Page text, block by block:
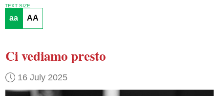
TEXT SIZE
aa AA
Ci vediamo presto
16 July 2025